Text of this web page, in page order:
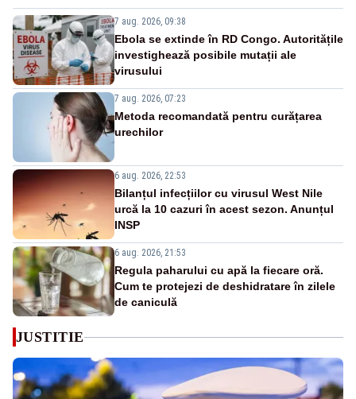
7 aug. 2026, 09:38
Ebola se extinde în RD Congo. Autoritățile
investighează posibile mutații ale
virusului
7 aug. 2026, 07:23
Metoda recomandată pentru curățarea
urechilor
6 aug. 2026, 22:53
Bilanțul infecțiilor cu virusul West Nile
urcă la 10 cazuri în acest sezon. Anunțul
INSP
6 aug. 2026, 21:53
Regula paharului cu apă la fiecare oră.
Cum te protejezi de deshidratare în zilele
de caniculă
JUSTITIE